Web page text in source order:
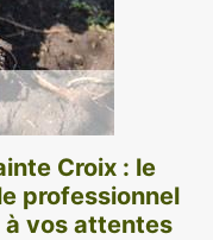
Croix : le
professionnel
à vos attentes